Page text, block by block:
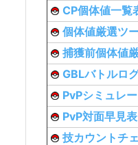
CP個体値一覧
個体値厳選ツ
捕獲前個体値
GBLバトルロ
PvPシミュレ
PvP対面早見表
技カウントチ